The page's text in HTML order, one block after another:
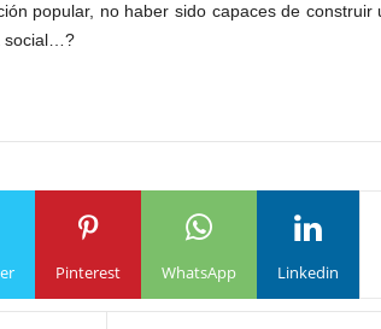
popular, no haber sido capaces de construir
social…?
Pinterest WhatsApp Linkedin